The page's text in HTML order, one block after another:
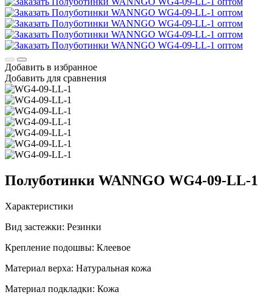
Добавить в избранное
Добавить для сравнения
Полуботинки WANNGO WG4‑09‑LL‑1
Характеристики
Вид застежки: Резинки
Крепление подошвы: Клеевое
Материал верха: Натуральная кожа
Материал подкладки: Кожа